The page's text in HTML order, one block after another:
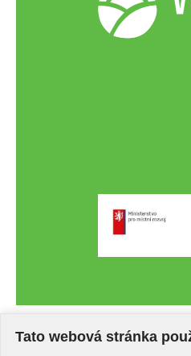
Tato webová stránka